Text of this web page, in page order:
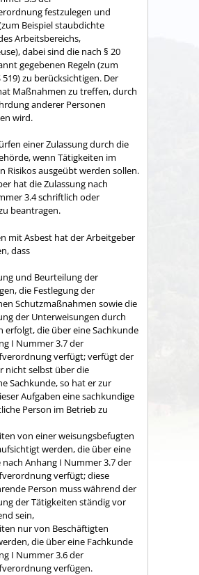
festzulegen und
Beispiel staubdichte
Arbeitsbereichs,
dabei sind die nach § 20
gegebenen Regeln (zum
519) zu berücksichtigen. Der
Maßnahmen zu treffen, durch
anderer Personen
wird.
einer Zulassung durch die
wenn Tätigkeiten im
Risikos ausgeübt werden sollen.
hat die Zulassung nach
3.4 schriftlich oder
beantragen.
mit Asbest hat der Arbeitgeber
dass
und Beurteilung der
die Festlegung der
Schutzmaßnahmen sowie die
der Unterweisungen durch
erfolgt, die über eine Sachkunde
I Nummer 3.7 der
verfügt; verfügt der
nicht selbst über die
Sachkunde, so hat er zur
Aufgaben eine sachkundige
Person im Betrieb zu
von einer weisungsbefugten
werden, die über eine
nach Anhang I Nummer 3.7 der
verfügt; diese
Person muss während der
der Tätigkeiten ständig vor
sein,
nur von Beschäftigten
die über eine Fachkunde
I Nummer 3.6 der
verfügen.